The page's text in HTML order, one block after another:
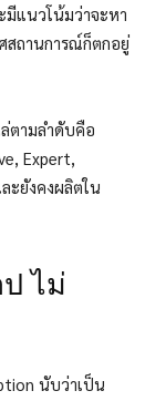
มีแนวโน้มว่าจะหา
สถานการณ์ก็ตกอยู่
ตามลำดับคือ
Expert,
ะยังคงผลิตใน
ไม่
นับว่าเป็น